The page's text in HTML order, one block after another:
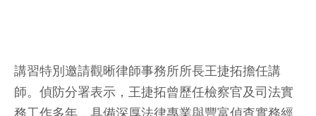
講習特別邀請觀晰律師事務所所長王捷拓擔任講
師。偵防分署表示，王捷拓曾歷任檢察官及司法實
務工作多年，具備深厚法律專業與豐富偵查實務經